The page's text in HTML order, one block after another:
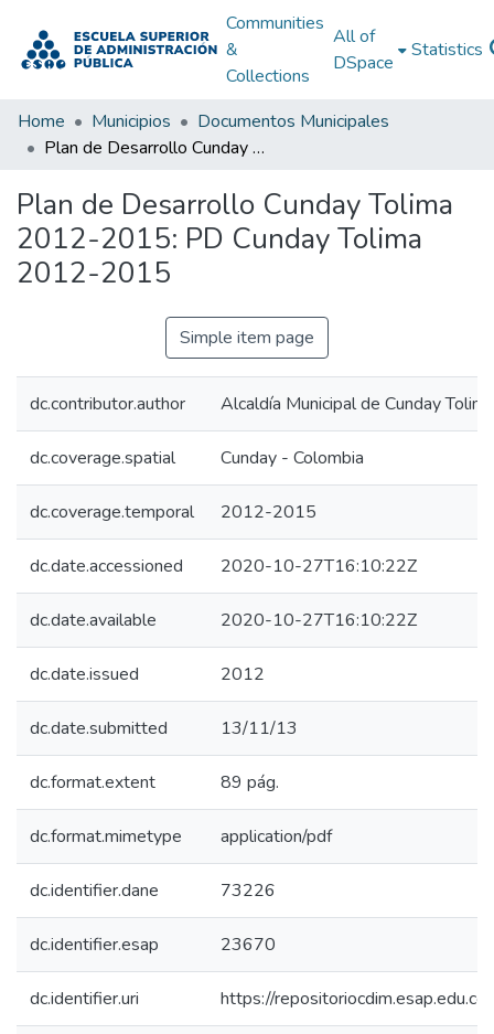
Communities
&
Collections
All of
DSpace
Statistics
Home Municipios
Documentos Municipales
Plan de Desarrollo Cunday Tolima 2012-2015: PD Cunday Tolima 2012-2015
Plan de Desarrollo Cunday Tolima
2012-2015: PD Cunday Tolima
2012-2015
Simple item page
dc.contributor.author Alcaldía Municipal de Cunday Tolima
dc.coverage.spatial Cunday - Colombia
dc.coverage.temporal 2012-2015
dc.date.accessioned 2020-10-27T16:10:22Z
dc.date.available 2020-10-27T16:10:22Z
dc.date.issued 2012
dc.date.submitted 13/11/13
dc.format.extent 89 pág.
dc.format.mimetype application/pdf
dc.identifier.dane 73226
dc.identifier.esap 23670
dc.identifier.uri https://